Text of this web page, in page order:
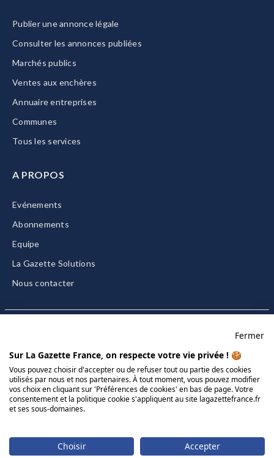
Publier une annonce légale
Consulter les annonces publiées
Marchés publics
Ventes aux enchères
Annuaire entreprises
Communes
Tous les services
A PROPOS
Evénements
Abonnements
Equipe
La Gazette Solutions
Nous contacter
CGU/CGV
Données personnelles
Charte sur les cookies
© 2026 La Gazette France
Fermer
Sur La Gazette France, on respecte votre vie privée ! 🍪
Vous pouvez choisir d'accepter ou de refuser tout ou partie des cookies
utilisés par nous et nos partenaires. À tout moment, vous pouvez modifier
vos choix en cliquant sur 'Préférences de cookies' en bas de page. Votre
consentement et la politique cookie s'appliquent au site lagazettefrance.fr
et ses sous-domaines.
Choisir Accepter